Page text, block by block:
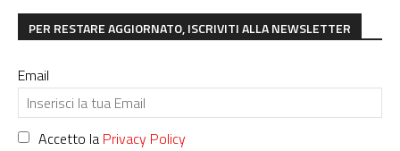
PER RESTARE AGGIORNATO, ISCRIVITI ALLA NEWSLETTER
Email
Accetto la Privacy Policy